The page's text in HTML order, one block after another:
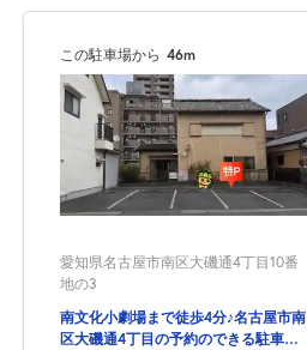
この駐車場から 46m
愛知県名古屋市南区大磯通4丁目10番
地の3
南文化小劇場まで徒歩4分♪名古屋市南
区大磯通4丁目の予約のできる駐車